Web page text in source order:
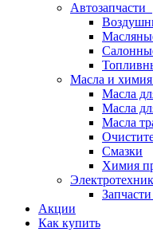
Автозапчасти
Масла и химия
Масла
Масла
Масла
Смазки
Химия
Акции
Как купить